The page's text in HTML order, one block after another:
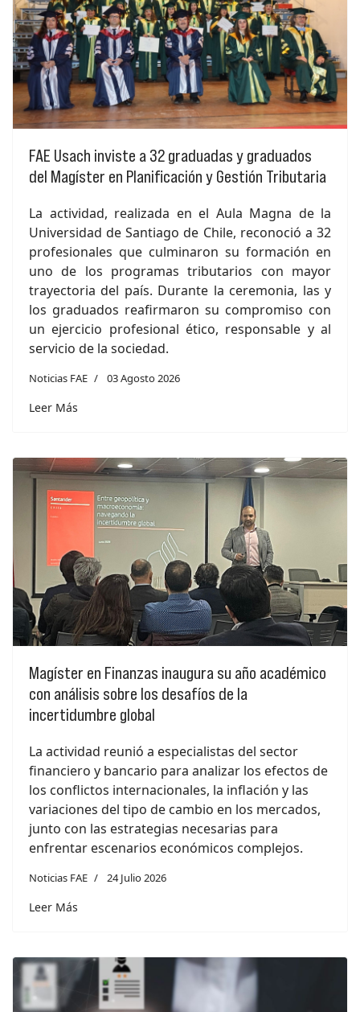
FAE Usach inviste a 32 graduadas y graduados
del Magíster en Planificación y Gestión Tributaria
La actividad, realizada en el Aula Magna de la
Universidad de Santiago de Chile, reconoció a 32
profesionales que culminaron su formación en
uno de los programas tributarios con mayor
trayectoria del país. Durante la ceremonia, las y
los graduados reafirmaron su compromiso con
un ejercicio profesional ético, responsable y al
servicio de la sociedad.
Noticias FAE 03 Agosto 2026
Leer Más
Magíster en Finanzas inaugura su año académico
con análisis sobre los desafíos de la
incertidumbre global
La actividad reunió a especialistas del sector
financiero y bancario para analizar los efectos de
los conflictos internacionales, la inflación y las
variaciones del tipo de cambio en los mercados,
junto con las estrategias necesarias para
enfrentar escenarios económicos complejos.
Noticias FAE 24 Julio 2026
Leer Más